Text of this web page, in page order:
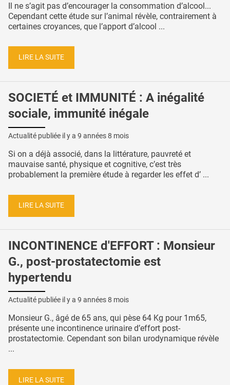
Il ne s’agit pas d’encourager la consommation d’alcool...
Cependant cette étude sur l’animal révèle, contrairement à
certaines croyances, que l’apport d’alcool ...
LIRE LA SUITE
SOCIETÉ et IMMUNITÉ : A inégalité
sociale, immunité inégale
Actualité publiée il y a 9 années 8 mois
Si on a déjà associé, dans la littérature, pauvreté et
mauvaise santé, physique et cognitive, c’est très
probablement la première étude à regarder les effet d’ ...
LIRE LA SUITE
INCONTINENCE d'EFFORT : Monsieur
G., post-prostatectomie est
hypertendu
Actualité publiée il y a 9 années 8 mois
Monsieur G., âgé de 65 ans, qui pèse 64 Kg pour 1m65,
présente une incontinence urinaire d’effort post-
prostatectomie. Cependant son bilan urodynamique révèle
...
LIRE LA SUITE